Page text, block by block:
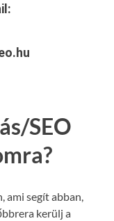
SEO
ami segít abban,
kerülj a